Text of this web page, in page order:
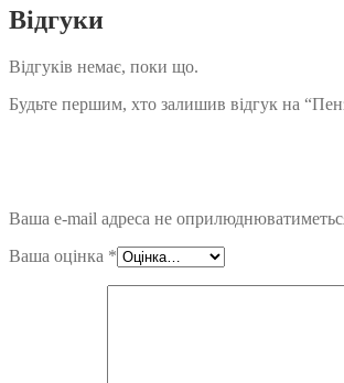
Відгуки
Відгуків немає, поки що.
Будьте першим, хто залишив відгук на
Ваша e-mail адреса не
Ваша оцінка *